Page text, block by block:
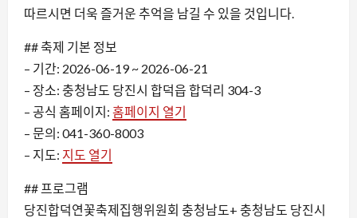
따르시면 더욱 즐거운 추억을 남길 수 있을 것입니다.
## 축제 기본 정보
– 기간: 2026-06-19 ~ 2026-06-21
– 장소: 충청남도 당진시 합덕읍 합덕리 304-3
– 공식 홈페이지: 홈페이지 열기
– 문의: 041-360-8003
– 지도: 지도 열기
## 프로그램
당진합덕연꽃축제집행위원회 충청남도+ 충청남도 당진시